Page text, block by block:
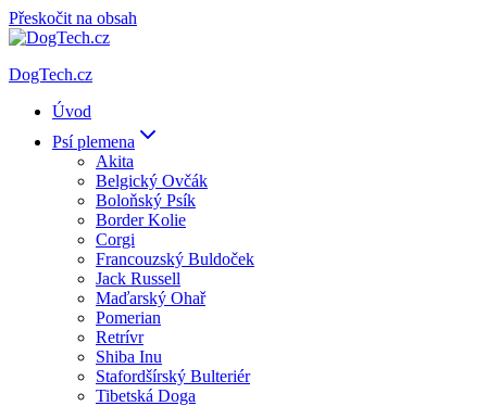
Přeskočit na obsah
DogTech.cz
Úvod
Psí plemena
Akita
Belgický Ovčák
Boloňský Psík
Border Kolie
Corgi
Francouzský Buldoček
Jack Russell
Maďarský Ohař
Pomerian
Retrívr
Shiba Inu
Stafordšírský Bulteriér
Tibetská Doga